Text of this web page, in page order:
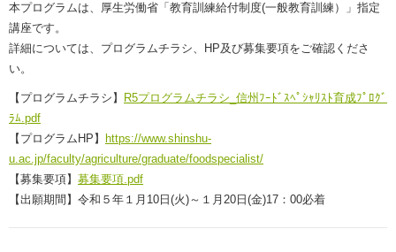
本プログラムは、厚生労働省「教育訓練給付制度(一般教育訓練）」指定
講座です。
詳細については、プログラムチラシ、HP及び募集要項をご確認くださ
い。
【プログラムチラシ】
R5プログラムチラシ_信州ﾌｰﾄﾞｽﾍﾟｼｬﾘｽﾄ育成ﾌﾟﾛｸﾞ
ﾗﾑ.pdf
【プログラムHP】
https://www.shinshu-
u.ac.jp/faculty/agriculture/graduate/foodspecialist/
【募集要項】 募集要項.pdf
【出願期間】令和５年１月10日(火)～１月20日(金)17：00必着